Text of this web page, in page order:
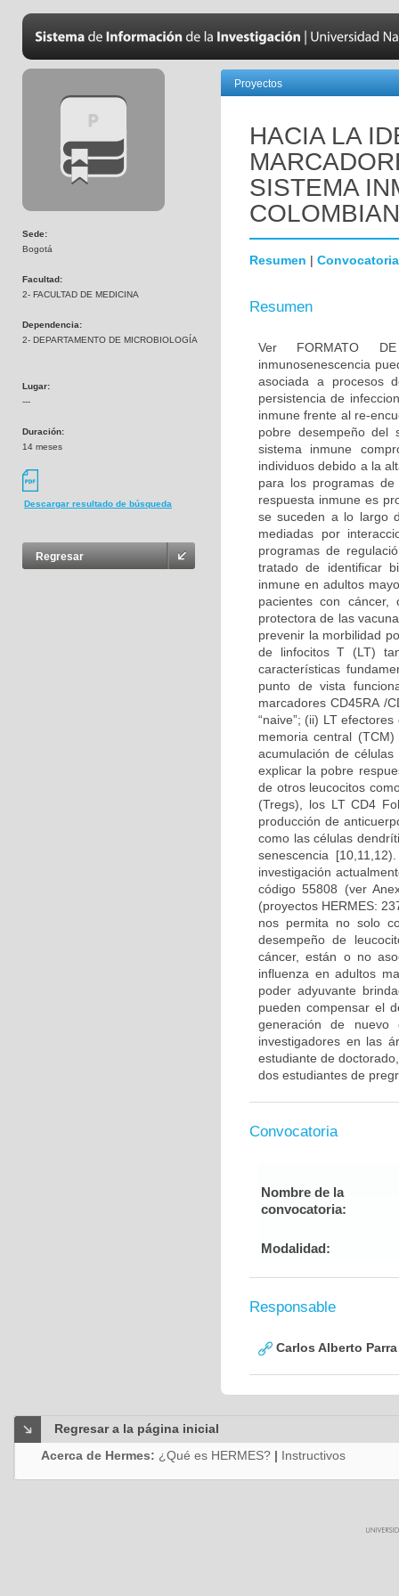
Sede:
Bogotá
Facultad:
2- FACULTAD DE MEDICINA
Dependencia:
2- DEPARTAMENTO DE MICROBIOLOGÍA
Lugar:
---
Duración:
14 meses
Descargar resultado de búsqueda
Regresar
Proyectos
HACIA LA
SISTEMA
Resumen | Convocatoria
Resumen
Ver FORMATO DE
inmunosenescencia
asociada a procesos
persistencia de
inmune frente al re-
pobre desempeño del
sistema inmune
individuos debido a la
para los programas
respuesta inmune es
se suceden a lo largo
mediadas por
programas de
tratado de identificar
inmune en adultos
pacientes con
protectora de las
prevenir la morbilidad
de linfocitos T (LT)
características
punto de vista
marcadores CD45RA /
“naive”; (ii) LT
memoria central
acumulación de
explicar la pobre
de otros leucocitos
(Tregs), los LT CD4
producción de
como las células
senescencia
investigación
código 55808 (ver
(proyectos HERMES:
nos permita no solo
desempeño de
cáncer, están o no
influenza en adultos
poder adyuvante
pueden compensar el
generación de nuevo
investigadores en las
estudiante de
dos estudiantes de
Convocatoria
Nombre de la
convocatoria:
Modalidad:
Responsable
Carlos Alberto
Regresar a la página inicial
Acerca de Hermes: ¿Qué es HERMES? | Instructivos